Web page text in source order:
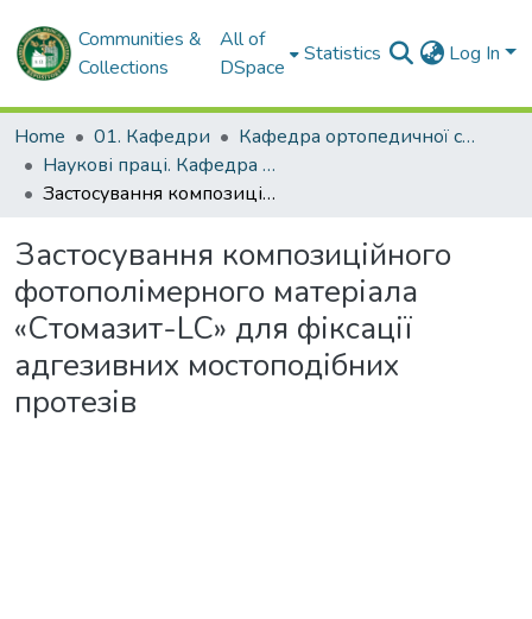
Communities &
Collections
All of
DSpace
Statistics Log In
Home 01. Кафедри
Кафедра ортопедичної стоматології
Наукові праці. Кафедра ортопедичної стоматології
Застосування композиційного фотополімерного матеріала «Стомазит-LC» для фіксації адгезивних мостоподібних протезів
Застосування композиційного
фотополімерного матеріала
«Стомазит-LC» для фіксації
адгезивних мостоподібних
протезів